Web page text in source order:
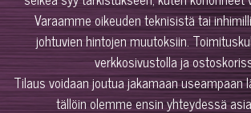
Varaamme oikeuden teknisistä tai
johtuvien hintojen muutoksiin.
verkkosivustolla ja
Tilaus voidaan joutua jakamaan useampaan
tällöin olemme ensin yhteydessä